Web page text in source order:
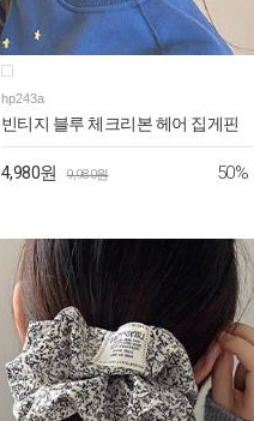
hp243a
빈티지 블루 체크리본 헤어 집게핀
4,980원 9,980원 50%